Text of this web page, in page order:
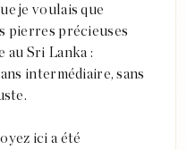
je voulais que
pierres précieuses
au Sri Lanka :
intermédiaire, sans
ici a été